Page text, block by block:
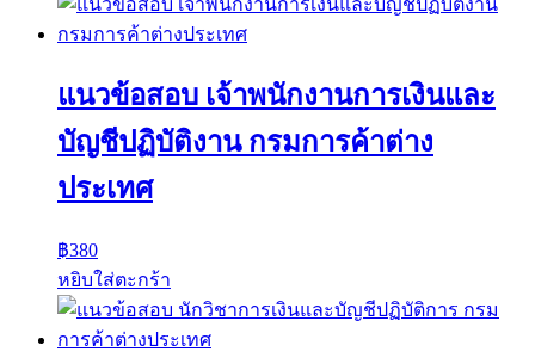
แนวข้อสอบ เจ้าพนักงานการเงินและ
บัญชีปฏิบัติงาน กรมการค้าต่าง
ประเทศ
฿380
หยิบใส่ตะกร้า